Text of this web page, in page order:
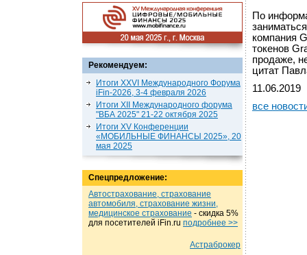
Рекомендуем:
Итоги XXVI Международного Форума
iFin-2026, 3-4 февраля 2026
Итоги XII Международного форума
"ВБА 2025" 21-22 октября 2025
Итоги XV Конференции
«МОБИЛЬНЫЕ ФИНАНСЫ 2025», 20
мая 2025
Спецпредложение:
Автострахование, страхование
автомобиля, страхование жизни,
медицинское страхование - cкидка 5%
для посетителей iFin.ru подробнеe >>
Астраброкер
По
компания
токенов
продаже,
цитат
11.06.2019
все